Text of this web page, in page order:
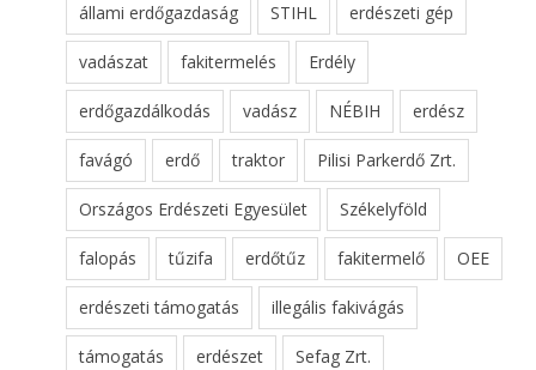
állami erdőgazdaság STIHL erdészeti gép
vadászat fakitermelés Erdély
erdőgazdálkodás vadász NÉBIH erdész
favágó erdő traktor Pilisi Parkerdő Zrt.
Országos Erdészeti Egyesület Székelyföld
falopás tűzifa erdőtűz fakitermelő OEE
erdészeti támogatás illegális fakivágás
támogatás erdészet Sefag Zrt.